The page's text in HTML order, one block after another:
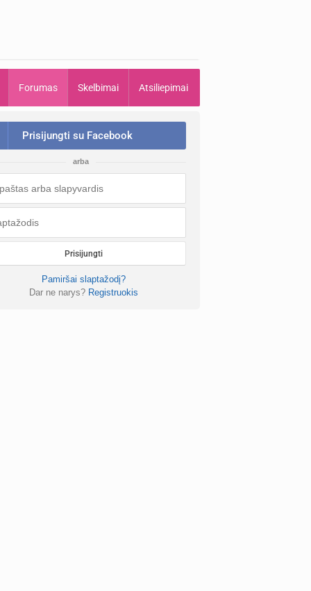
Forumas Skelbimai Atsiliepimai
Prisijungti su Facebook
arba
Prisijungti
Pamiršai slaptažodį?
Dar ne narys? Registruokis